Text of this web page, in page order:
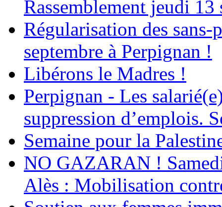
Rassemblement jeudi 13
Régularisation des
septembre à Perpignan !
Libérons le Madres !
Perpignan - Les
suppression d’emplois.
Semaine pour la
NO GAZARAN !
Alès : Mobilisation